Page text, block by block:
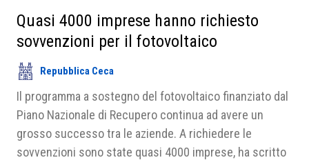
Soci
Partner
Progetti
Area riservata
Quasi 4000 imprese hanno richiesto
sovvenzioni per il fotovoltaico
Repubblica Ceca
Il programma a sostegno del fotovoltaico finanziato dal
Piano Nazionale di Recupero continua ad avere un
grosso successo tra le aziende. A richiedere le
sovvenzioni sono state quasi 4000 imprese, ha scritto